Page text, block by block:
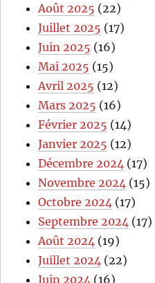
Août 2025 (22)
Juillet 2025 (17)
Juin 2025 (16)
Mai 2025 (15)
Avril 2025 (12)
Mars 2025 (16)
Février 2025 (14)
Janvier 2025 (12)
Décembre 2024 (17)
Novembre 2024 (15)
Octobre 2024 (17)
Septembre 2024 (17)
Août 2024 (19)
Juillet 2024 (22)
Juin 2024 (16)